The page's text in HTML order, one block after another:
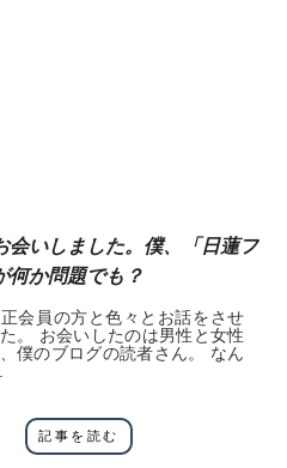
会いしました。僕、「日蓮フ
何か問題でも？
会員の方と色々とお話をさせ
。 お会いしたのは男性と女性
僕のブログの読者さん。 なん
記事を読む